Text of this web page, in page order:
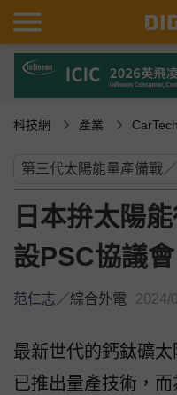
科技網 產業
日本拚太陽
設PSC協議會
范仁志／綜合外電 2024/
最新世代的鈣鈦礦
已推出量產技術，